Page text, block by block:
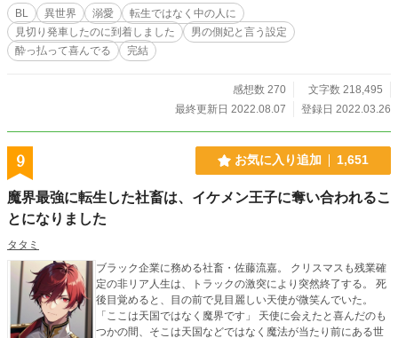
が？（田んぼを耕すディエスの話） ○ブラックラム（危なく闇落ちするラム）
○あの二人に子供がいたならば やっと完結表記に致しました。長い間＆たく
さんのご声援を頂き誠にありがとうございました～！
BL 異世界 溺愛
転生ではなく中の人に
見切り発車したのに到着しました
男の側妃と言う設定
酔っ払って喜んでる
完結
感想数 270
文字数 218,495
最終更新日 2022.08.07
登録日 2022.03.26
9 お気に入り追加 1,651
魔界最強に転生した社畜は、イケメン王子に奪い合われるこ
とになりました
タタミ
ブラック企業に務める社畜・佐藤流嘉。 クリスマスも残業確
定の非リア人生は、トラックの激突により突然終了する。 死
後目覚めると、目の前で見目麗しい天使が微笑んでいた。
「ここは天国ではなく魔界です」 天使に会えたと喜んだのも
つかの間、そこは天国などではなく魔法が当たり前にある世